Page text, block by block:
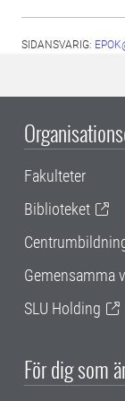
SIDANSVARIG:
Fakulteter
Biblioteket
Gemensamma
SLU Holding
För dig som